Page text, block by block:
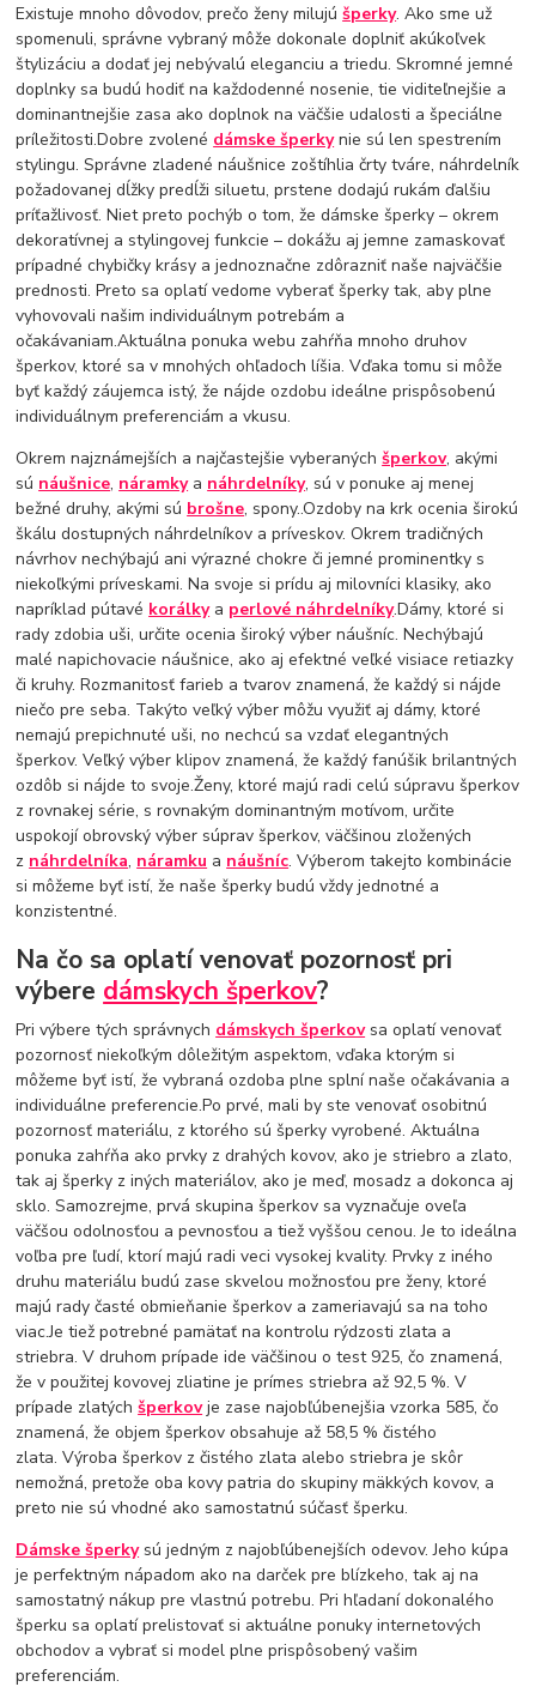
Existuje mnoho dôvodov, prečo ženy milujúšperky. Ako sme už
spomenuli, správne vybraný môže dokonale doplniť akúkoľvek
štylizáciu a dodať jej nebývalú eleganciu a triedu. Skromné ​​jemné
doplnky sa budú hodiť na každodenné nosenie, tie viditeľnejšie a
dominantnejšie zasa ako doplnok na väčšie udalosti a špeciálne
príležitosti.Dobre zvolené dámske šperkynie sú len spestrením
stylingu. Správne zladené náušnice zoštíhlia črty tváre, náhrdelník
požadovanej dĺžky predĺži siluetu, prstene dodajú rukám ďalšiu
príťažlivosť. Niet preto pochýb o tom, že dámske šperky – okrem
dekoratívnej a stylingovej funkcie – dokážu aj jemne zamaskovať
prípadné chybičky krásy a jednoznačne zdôrazniť naše najväčšie
prednosti. Preto sa oplatí vedome vyberať šperky tak, aby plne
vyhovovali našim individuálnym potrebám a
očakávaniam.Aktuálna ponuka webu zahŕňa mnoho druhov
šperkov, ktoré sa v mnohých ohľadoch líšia. Vďaka tomu si môže
byť každý záujemca istý, že nájde ozdobu ideálne prispôsobenú
individuálnym preferenciám a vkusu.
Okrem najznámejších a najčastejšie vyberanýchšperkov, akými
sú náušnice, náramkya náhrdelníky, sú v ponuke aj menej
bežné druhy, akými sú brošne, spony..Ozdoby na krk ocenia širokú
škálu dostupných náhrdelníkov a príveskov. Okrem tradičných
návrhov nechýbajú ani výrazné chokre či jemné prominentky s
niekoľkými príveskami. Na svoje si prídu aj milovníci klasiky, ako
napríklad pútavé korálkya perlové náhrdelníky.Dámy, ktoré si
rady zdobia uši, určite ocenia široký výber náušníc. Nechýbajú
malé napichovacie náušnice, ako aj efektné veľké visiace retiazky
či kruhy. Rozmanitosť farieb a tvarov znamená, že každý si nájde
niečo pre seba. Takýto veľký výber môžu využiť aj dámy, ktoré
nemajú prepichnuté uši, no nechcú sa vzdať elegantných
šperkov. Veľký výber klipov znamená, že každý fanúšik brilantných
ozdôb si nájde to svoje.Ženy, ktoré majú radi celú súpravu šperkov
z rovnakej série, s rovnakým dominantným motívom, určite
uspokojí obrovský výber súprav šperkov, väčšinou zložených
z náhrdelníka, náramku a náušníc. Výberom takejto kombinácie
si môžeme byť istí, že naše šperky budú vždy jednotné a
konzistentné.
Na čo sa oplatí venovať pozornosť pri
výbere dámskych šperkov?
Pri výbere tých správnych dámskych šperkovsa oplatí venovať
pozornosť niekoľkým dôležitým aspektom, vďaka ktorým si
môžeme byť istí, že vybraná ozdoba plne splní naše očakávania a
individuálne preferencie.Po prvé, mali by ste venovať osobitnú
pozornosť materiálu, z ktorého sú šperky vyrobené. Aktuálna
ponuka zahŕňa ako prvky z drahých kovov, ako je striebro a zlato,
tak aj šperky z iných materiálov, ako je meď, mosadz a dokonca aj
sklo. Samozrejme, prvá skupina šperkov sa vyznačuje oveľa
väčšou odolnosťou a pevnosťou a tiež vyššou cenou. Je to ideálna
voľba pre ľudí, ktorí majú radi veci vysokej kvality. Prvky z iného
druhu materiálu budú zase skvelou možnosťou pre ženy, ktoré
majú rady časté obmieňanie šperkov a zameriavajú sa na toho
viac.Je tiež potrebné pamätať na kontrolu rýdzosti zlata a
striebra. V druhom prípade ide väčšinou o test 925, čo znamená,
že v použitej kovovej zliatine je prímes striebra až 92,5 %. V
prípade zlatýchšperkovje zase najobľúbenejšia vzorka 585, čo
znamená, že objem šperkov obsahuje až 58,5 % čistého
zlata. Výroba šperkov z čistého zlata alebo striebra je skôr
nemožná, pretože oba kovy patria do skupiny mäkkých kovov, a
preto nie sú vhodné ako samostatnú súčasť šperku.
Dámske šperkysú jedným z najobľúbenejších odevov. Jeho kúpa
je perfektným nápadom ako na darček pre blízkeho, tak aj na
samostatný nákup pre vlastnú potrebu. Pri hľadaní dokonalého
šperku sa oplatí prelistovať si aktuálne ponuky internetových
obchodov a vybrať si model plne prispôsobený vašim
preferenciám.